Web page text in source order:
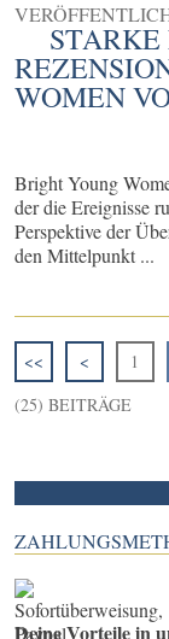
WOMEN
Bright Young
der die Ereignisse
Perspektive der
den Mittelpunkt ...
<< < 1
(25) BEITRÄGE
Deine Vorteile in